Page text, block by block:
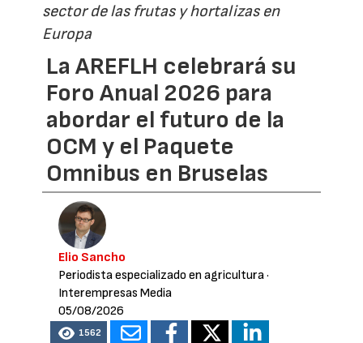
sector de las frutas y hortalizas en
Europa
La AREFLH celebrará su
Foro Anual 2026 para
abordar el futuro de la
OCM y el Paquete
Omnibus en Bruselas
Elio Sancho
Periodista especializado en agricultura·
Interempresas Media
05/08/2026
1562